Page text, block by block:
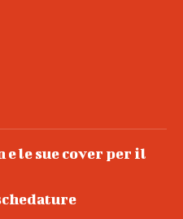
e le sue cover per il